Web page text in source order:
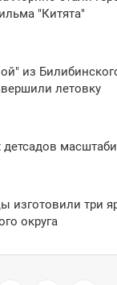
"Китята"
из
летовку
изготовили три
округа